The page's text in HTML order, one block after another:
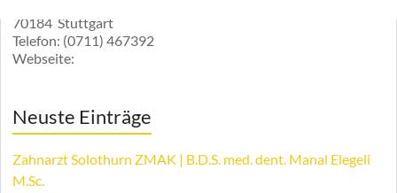
70184 Stuttgart
Telefon: (0711) 467392
Webseite:
Neuste Einträge
Zahnarzt Solothurn ZMAK | B.D.S. med. dent. Manal Elegeli
M.Sc.